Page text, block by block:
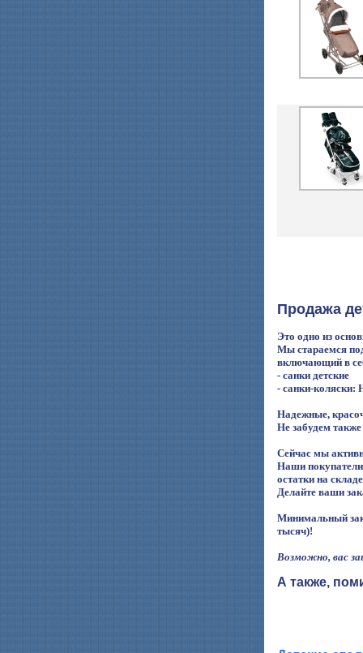
Продажа
Это одно из
Мы стараемся
включающий в
- санки детские
- санки-коляски:
Надежные,
Не забудем
Сейчас мы
Наши покупатели
остатки на
Делайте ваши
Минимальный
тысяч)!
Возможно, вас
А также,